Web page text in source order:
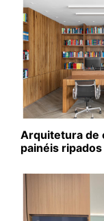
Arquitetura de
painéis